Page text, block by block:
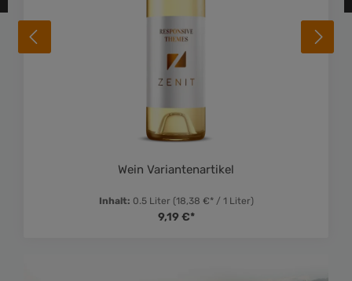
Wein Variantenartikel
Inhalt: 0.5 Liter (18,38 €* / 1 Liter)
9,19 €*